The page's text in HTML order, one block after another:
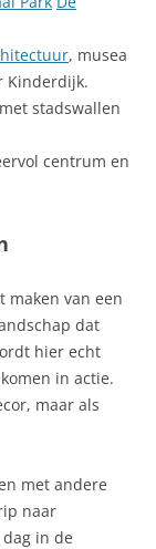
, musea
Kinderdijk.
met stadswallen
centrum en
maken van een
dat
hier echt
in actie.
maar als
met andere
naar
in de